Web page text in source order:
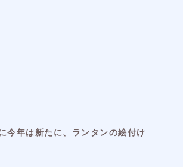
今年は新たに、ランタンの絵付け